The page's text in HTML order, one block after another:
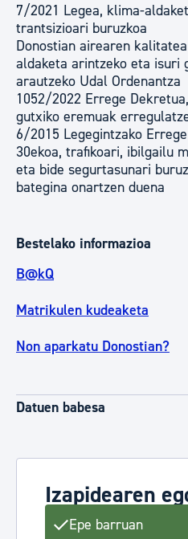
7/2021 Legea, klima-
trantsizioari buruzkoa
Donostian airearen
aldaketa arintzeko eta isuri
arautzeko Udal Ordenantza
1052/2022 Errege
gutxiko eremuak
6/2015 Legegintzako
30ekoa, trafikoari, ibilgailu
eta bide segurtasunari
bategina onartzen duena
Bestelako informazioa
B@kQ
Matrikulen kudeaketa
Non aparkatu Donostian?
Datuen babesa
Izapidearen
Epe barruan